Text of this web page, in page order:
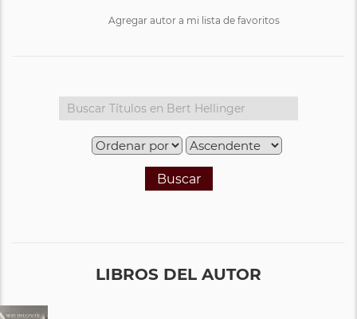
Agregar autor a mi lista de favoritos
Buscar
LIBROS DEL AUTOR